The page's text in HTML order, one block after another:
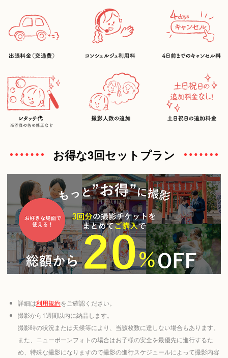
お得な3回セットプラン
詳細は利用規約をご確認ください。
撮影から1週間以内に納品します。
撮影時の状況または天候等により、当該枚数に達しない場合もあります。
また、ニューボーンフォトの場合はお子様の安全を最優先に進行するた
め、特殊な撮影になりますので撮影の進行スケジュールによって撮影内容